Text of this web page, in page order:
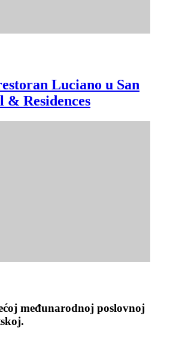
Luciano u San
& Residences
međunarodnoj poslovnoj